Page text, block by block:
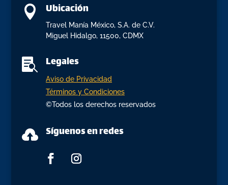
 Ubicación
Travel Manía México, S.A. de C.V.
Miguel Hidalgo, 11500, CDMX
 Legales
Aviso de Privacidad
Términos y Condiciones
©Todos los derechos reservados
 Síguenos en redes